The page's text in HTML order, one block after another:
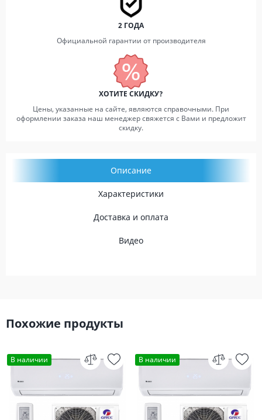
2 ГОДА
Официальной гарантии от производителя
ХОТИТЕ СКИДКУ?
Цены, указанные на сайте, являются справочными. При
оформлении заказа наш менеджер свяжется с Вами и предложит
скидку.
Описание
Характеристики
Доставка и оплата
Видео
Похожие продукты
В наличии В наличии